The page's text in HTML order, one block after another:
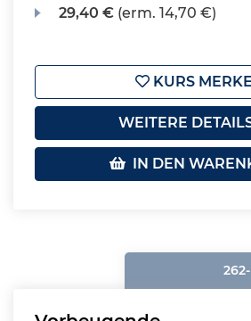
29,40 € (erm. 14,70 €)
KURS
WEITERE
IN DEN